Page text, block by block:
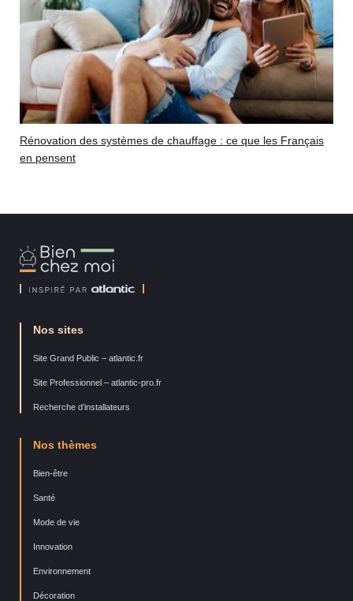
Rénovation des systèmes de chauffage : ce que les Français
en pensent
Bien
Chez
Nos sites
Site Grand Public – atlantic.fr
Site Professionnel – atlantic-pro.fr
Recherche d’installateurs
Nos thèmes
Bien-être
Santé
Mode de vie
Innovation
Environnement
Décoration